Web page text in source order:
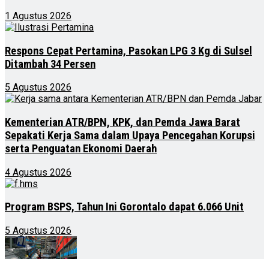
1 Agustus 2026
Respons Cepat Pertamina, Pasokan LPG 3 Kg di Sulsel
Ditambah 34 Persen
5 Agustus 2026
Kementerian ATR/BPN, KPK, dan Pemda Jawa Barat
Sepakati Kerja Sama dalam Upaya Pencegahan Korupsi
serta Penguatan Ekonomi Daerah
4 Agustus 2026
Program BSPS, Tahun Ini Gorontalo dapat 6.066 Unit
5 Agustus 2026